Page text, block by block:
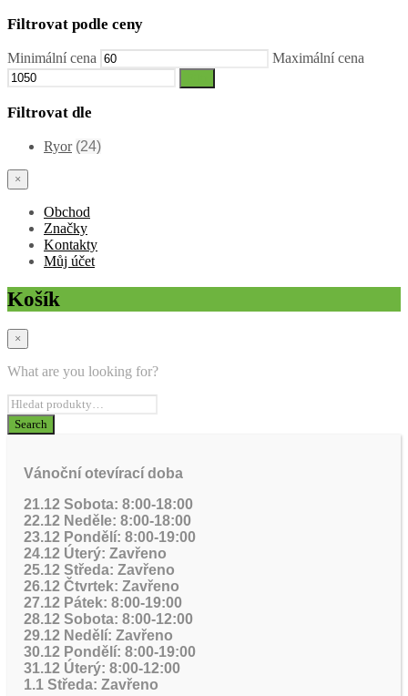
Filtrovat podle ceny
Minimální cena Maximální cena
Filtrovat dle
Ryor (24)
×
Obchod
Značky
Kontakty
Můj účet
Košík
×
What are you looking for?
Vánoční otevírací doba
21.12 Sobota: 8:00-18:00
22.12 Neděle: 8:00-18:00
23.12 Pondělí: 8:00-19:00
24.12 Úterý: Zavřeno
25.12 Středa: Zavřeno
26.12 Čtvrtek: Zavřeno
27.12 Pátek: 8:00-19:00
28.12 Sobota: 8:00-12:00
29.12 Nedělí: Zavřeno
30.12 Pondělí: 8:00-19:00
31.12 Úterý: 8:00-12:00
1.1 Středa: Zavřeno